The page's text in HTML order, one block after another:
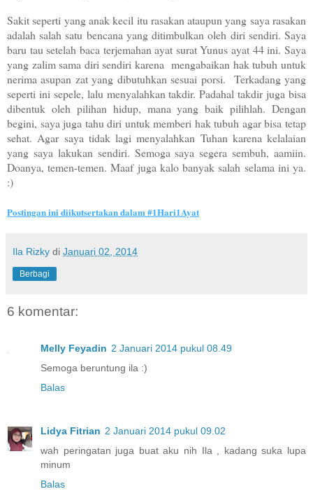
Sakit seperti yang anak kecil itu rasakan ataupun yang saya rasakan
adalah salah satu bencana yang ditimbulkan oleh diri sendiri. Saya
baru tau setelah baca terjemahan ayat surat Yunus ayat 44 ini. Saya
yang zalim sama diri sendiri karena mengabaikan hak tubuh untuk
nerima asupan zat yang dibutuhkan sesuai porsi. Terkadang yang
seperti ini sepele, lalu menyalahkan takdir. Padahal takdir juga bisa
dibentuk oleh pilihan hidup, mana yang baik pilihlah. Dengan
begini, saya juga tahu diri untuk memberi hak tubuh agar bisa tetap
sehat. Agar saya tidak lagi menyalahkan Tuhan karena kelalaian
yang saya lakukan sendiri. Semoga saya segera sembuh, aamiin.
Doanya, temen-temen. Maaf juga kalo banyak salah selama ini ya.
:)
Postingan ini diikutsertakan dalam #1Hari1Ayat
Ila Rizky di Januari 02, 2014
Berbagi
6 komentar:
Melly Feyadin 2 Januari 2014 pukul 08.49
Semoga beruntung ila :)
Balas
Lidya Fitrian 2 Januari 2014 pukul 09.02
wah peringatan juga buat aku nih Ila , kadang suka lupa
minum
Balas